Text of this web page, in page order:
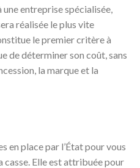
entreprise spécialisée,
réalisée le plus vite
le premier critère à
de déterminer son coût, sans
la marque et la
en place par l’État pour vous
casse. Elle est attribuée pour